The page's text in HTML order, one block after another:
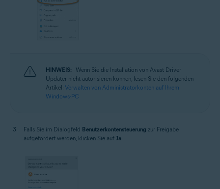
HINWEIS: Wenn Sie die Installation von Avast Driver
Updater nicht autorisieren können, lesen Sie den folgenden
Artikel: Verwalten von Administratorkonten auf Ihrem
Windows-PC
Falls Sie im Dialogfeld Benutzerkontensteuerung zur Freigabe
aufgefordert werden, klicken Sie auf Ja.